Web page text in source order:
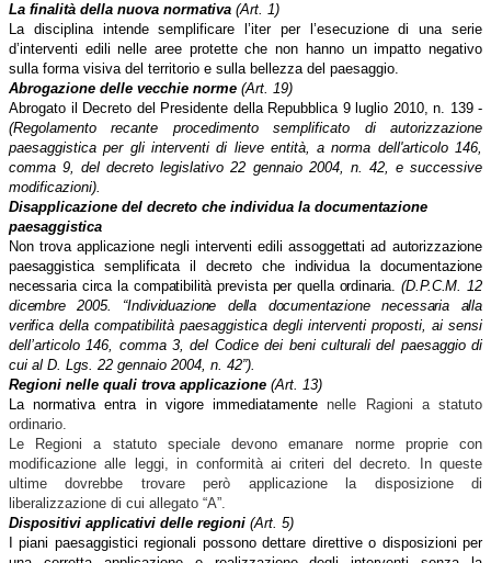
La finalità della nuova normativa (Art. 1)
La disciplina intende semplificare l’iter per l’esecuzione di una serie
d’interventi edili nelle aree protette che non hanno un impatto negativo
sulla forma visiva del territorio e sulla bellezza del paesaggio.
Abrogazione delle vecchie norme (Art. 19)
Abrogato il Decreto del Presidente della Repubblica 9 luglio 2010, n. 139-
(Regolamento recante procedimento semplificato di autorizzazione
paesaggistica per gli interventi di lieve entità, a norma dell'articolo 146,
comma 9, del decreto legislativo 22 gennaio 2004, n. 42, e successive
modificazioni).
Disapplicazione del decreto che individua la documentazione
paesaggistica
Non trova applicazione negli interventi edili assoggettati ad autorizzazione
paesaggistica semplificata il decreto che individua la documentazione
necessaria circa la compatibilità prevista per quella ordinaria.(D.P.C.M. 12
dicembre 2005. “Individuazione della documentazione necessaria alla
verificadella compatibilità paesaggistica degli interventi proposti, ai sensi
dell’articolo 146, comma 3, del Codice dei beni culturali del paesaggio di
cui al D. Lgs. 22 gennaio 2004, n. 42”).
Regioni nelle quali trova applicazione (Art. 13)
La normativa entra in vigore immediatamentenelle Ragioni a statuto
ordinario.
Le Regioni a statuto speciale devono emanare norme proprie con
modificazione alle leggi, in conformità ai criteri del decreto. In queste
ultime dovrebbe trovare però applicazione la disposizione di
liberalizzazione di cui allegato “A”.
Dispositivi applicativi delle regioni (Art. 5)
I piani paesaggistici regionali possono dettare direttive o disposizioni per